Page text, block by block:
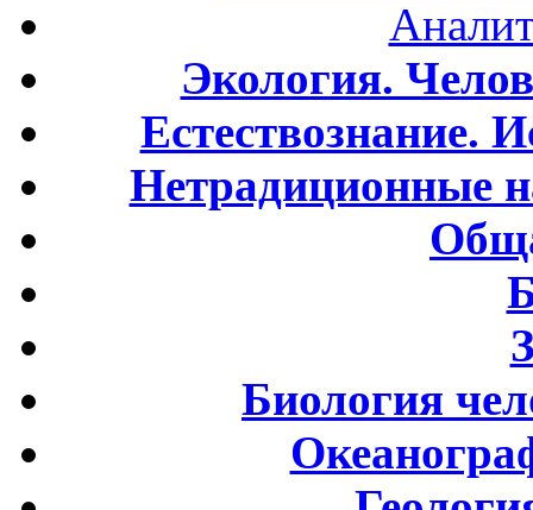
Экология.
Естествознание.
Нетрадиционные
Биология